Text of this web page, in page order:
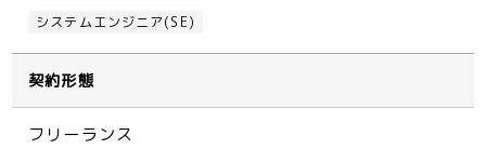
システムエンジニア(SE)
契約形態
フリーランス